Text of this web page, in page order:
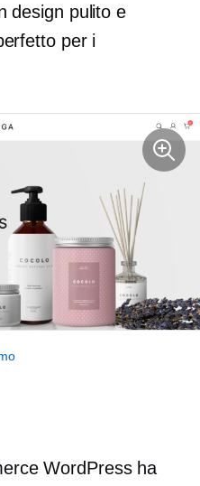
design pulito e
per i
WordPress ha